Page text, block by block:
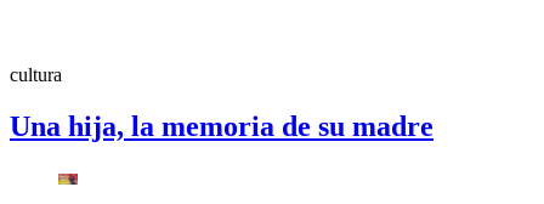
cultura
Una hija, la memoria de su madre